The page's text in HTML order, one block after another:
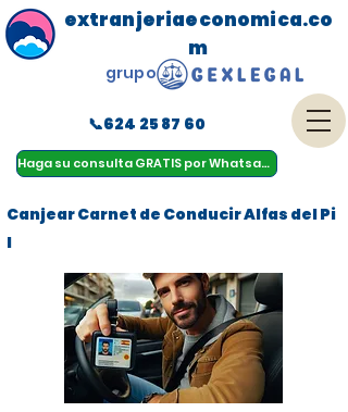
Haga su consulta GRATIS por Whatsapp
menu
extranjeriaeconomica.co
m
📞624 25 87 60
grupo
Canjear Carnet de Conducir Alfas del Pi
l